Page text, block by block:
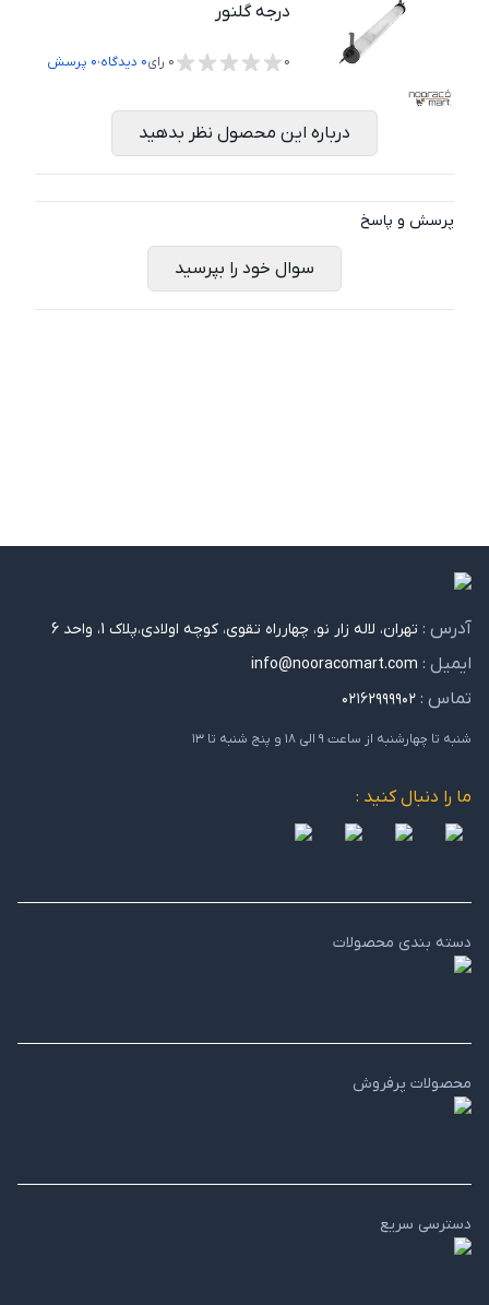
درجه گلنور
0
0 رای0 دیدگاه،0 پرسش
درباره این محصول نظر بدهید
پرسش و پاسخ
سوال خود را بپرسید
آدرس : تهران، لاله زار نو، چهارراه تقوی، کوچه اولادی،پلاک 1، واحد 6
ایمیل : info@nooracomart.com
تماس : ۰۲۱۶۲۹۹۹۹۰۲
شنبه تا چهارشنبه از ساعت ۹ الی ۱۸ و پنج شنبه تا ۱۳
ما را دنبال کنید :
دسته بندی محصولات
محصولات پرفروش
دسترسی سریع